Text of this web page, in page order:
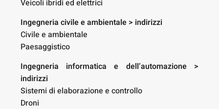
Veicoli ibridi ed elettrici
Ingegneria civile e ambientale > indirizzi
Civile e ambientale
Paesaggistico
Ingegneria informatica e dell’automazione >
indirizzi
Sistemi di elaborazione e controllo
Droni